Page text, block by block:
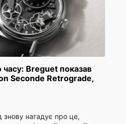
Breguet показав
Seconde Retrograde,
знову нагадує про це,